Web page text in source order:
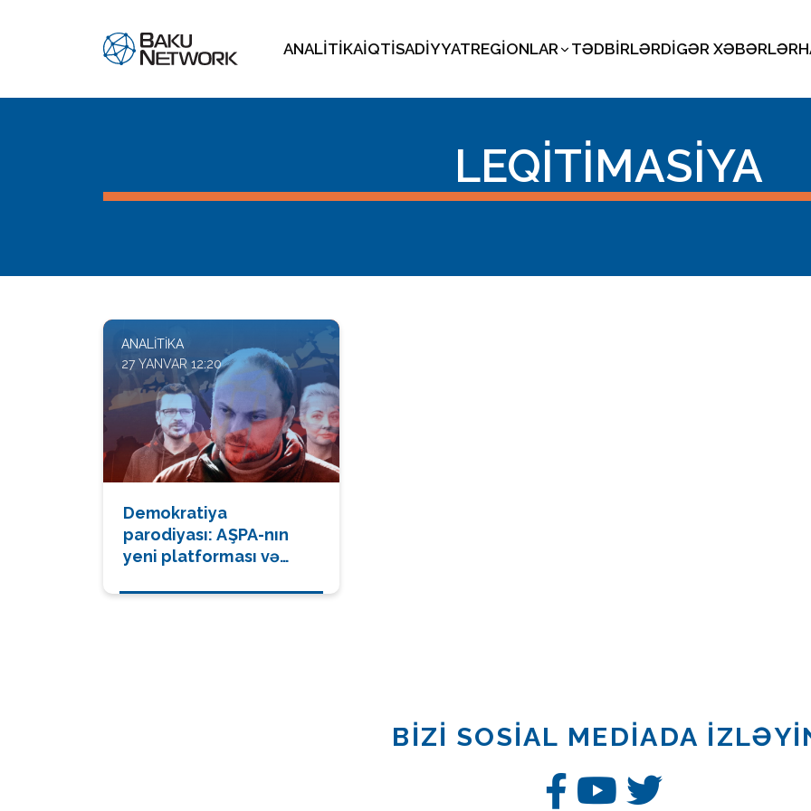
ANALITIKAİQTISADIYYATREGIONLAR TƏDBIRLƏRDIGƏR XƏBƏRLƏR
LEQITIMASIYA
ANALITIKA
27 YANVAR 12:20
Demokratiya
parodiyası: AŞPA-nın
yeni platforması və
mexanikası
BİZİ SOSİAL MEDİADA